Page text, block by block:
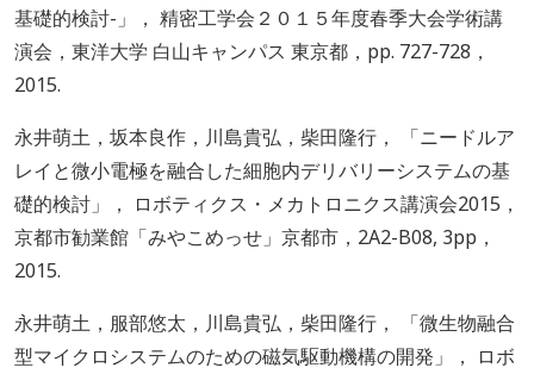
基礎的検討-」， 精密工学会２０１５年度春季大会学術講
演会，東洋大学 白山キャンパス 東京都，pp. 727-728，
2015.
永井萌土，坂本良作，川島貴弘，柴田隆行， 「ニードルア
レイと微小電極を融合した細胞内デリバリーシステムの基
礎的検討」， ロボティクス・メカトロニクス講演会2015，
京都市勧業館「みやこめっせ」京都市，2A2-B08, 3pp，
2015.
永井萌土，服部悠太，川島貴弘，柴田隆行， 「微生物融合
型マイクロシステムのための磁気駆動機構の開発」， ロボ